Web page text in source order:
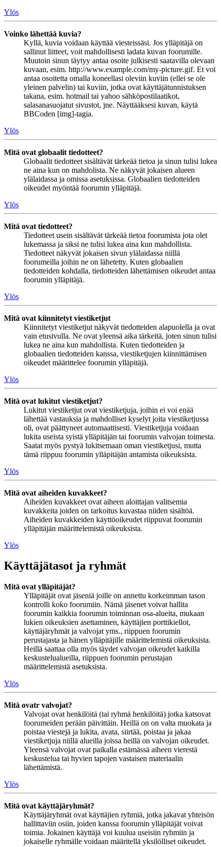
Ylös
Voinko lähettää kuvia?
Kyllä, kuvia voidaan käyttää viesteissäsi. Jos ylläpitäjä on
sallinut liitteet, voit mahdollisesti ladata kuvan foorumille.
Muutoin sinun täytyy antaa osoite julkisesti saatavilla olevaan
kuvaan, esim. http://www.example.com/my-picture.gif. Et voi
antaa osoitetta omalla koneellasi oleviin kuviin (ellei se ole
yleinen palvelin) tai kuviin, jotka ovat käyttäjätunnistuksen
takana, esim. hotmail tai yahoo sähköpostilaatikot,
salasanasuojatut sivustot, jne. Näyttääksesi kuvan, käytä
BBCoden [img]-tagia.
Ylös
Mitä ovat globaalit tiedotteet?
Globaalit tiedotteet sisältävät tärkeää tietoa ja sinun tulisi lukea
ne aina kun on mahdolista. Ne näkyvät jokaisen alueen
ylälaidassa ja omissa asetuksissa. Globaalien tiedotteiden
oikeudet myöntää foorumin ylläpitäjä.
Ylös
Mitä ovat tiedotteet?
Tiedotteet usein sisältävät tärkeää tietoa foorumista jota olet
lukemassa ja siksi ne tulisi lukea aina kun mahdollista.
Tiedotteet näkyvät jokaisen sivun ylälaidassa niillä
foorumeilla joihin ne on lähetetty. Kuten globaalien
tiedotteiden kohdalla, tiedotteiden lähettämisen oikeudet antaa
foorumin ylläpitäjä.
Ylös
Mitä ovat kiinnitetyt viestiketjut
Kiinnitetyt viestiketjut näkyvät tiedotteiden alapuolella ja ovat
vain etusivulla. Ne ovat yleensä aika tärkeitä, joten sinun tulisi
lukea ne aina kun mahdollista. Kuten tiedotteiden ja
globaalien tiedotteiden kanssa, viestiketjujen kiinnittämisen
oikeudet määrittelee foorumin ylläpitäjä.
Ylös
Mitä ovat lukitut viestiketjut?
Lukitut viestiketjut ovat viestiketjuja, joihin ei voi enää
lähettää vastauksia ja mahdolliset kyselyt joita viestiketjussa
oli, ovat päättyneet automaattisesti. Viestiketjuja voidaan
lukita useista syistä ylläpitäjän tai foorumin valvojan toimesta.
Saatat myös pystyä lukitsemaan oman viestiketjusi, mutta
tämä riippuu foorumin ylläpitäjän antamista oikeuksista.
Ylös
Mitä ovat aiheiden kuvakkeet?
Aiheiden kuvakkeet ovat aiheen aloittajan valitsemia
kuvakkeita joiden on tarkoitus kuvastaa niiden sisältöä.
Aiheiden kuvakkeiden käyttöoikeudet riippuvat foorumin
ylläpitäjän määrittelemistä oikeuksista.
Ylös
Käyttäjätasot ja ryhmät
Mitä ovat ylläpitäjät?
Ylläpitäjät ovat jäseniä joille on annettu korkeimman tason
kontrolli koko foorumiin. Nämä jäsenet voivat hallita
foorumin kaikkia foorumin toiminnan osa-alueita, mukaan
lukien oikeuksien asettaminen, käyttäjien porttikiellot,
käyttäjäryhmät ja valvojat yms., riippuen foorumin
perustajasta ja hänen ylläpitäjille määrittelemistä oikeuksista.
Heillä saattaa olla myös täydet valvojan oikeudet kaikilla
keskustelualueilla, riippuen foorumin perustajan
määrittelemistä asetuksista.
Ylös
Mitä ovatr valvojat?
Valvojat ovat henkilöitä (tai ryhmä henkilöitä) jotka katsovat
foorumeiden perään päivittäin. Heillä on on valta muokata ja
poistaa viestejä ja lukita, avata, siirtää, poistaa ja jakaa
viestiketjuja niillä alueilla joissa heillä on valvojan oikeudet.
Yleensä valvojat ovat paikalla estämässä aiheen vierestä
keskustelua tai hyvien tapojen vastaisen materiaalin
lähettämistä.
Ylös
Mitä ovat käyttäjäryhmät?
Käyttäjäryhmät ovat käyttäjien ryhmiä, jotka jakavat yhteisön
hallittaviin osiin, joiden kanssa foorumin ylläpitäjät voivat
toimia. Jokainen käyttäjä voi kuulua useisiin ryhmiin ja
jokaiselle ryhmälle voidaan määritellä yksilölliset oikeudet.